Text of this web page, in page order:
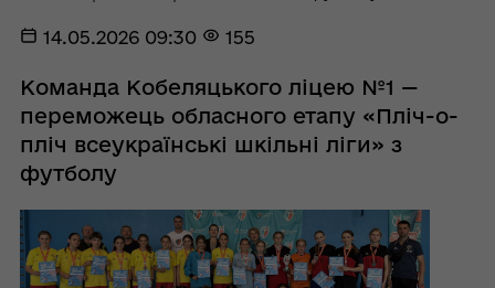
14.05.2026 09:30 155
Команда Кобеляцького ліцею №1 —
переможець обласного етапу «Пліч-о-
пліч всеукраїнські шкільні ліги» з
футболу